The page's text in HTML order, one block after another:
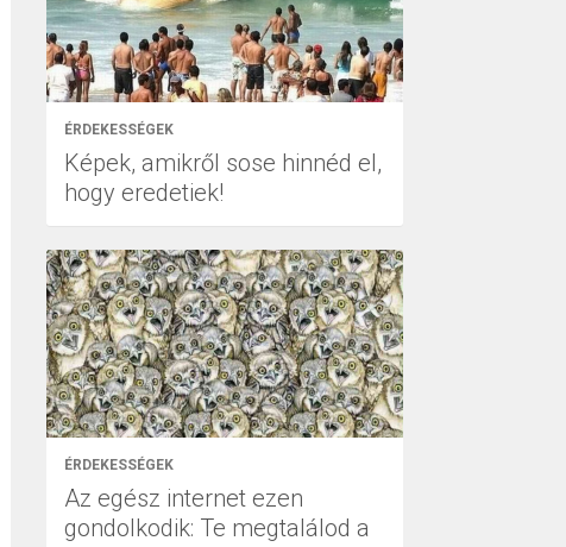
ÉRDEKESSÉGEK
Képek, amikről sose hinnéd el,
hogy eredetiek!
ÉRDEKESSÉGEK
Az egész internet ezen
gondolkodik: Te megtalálod a